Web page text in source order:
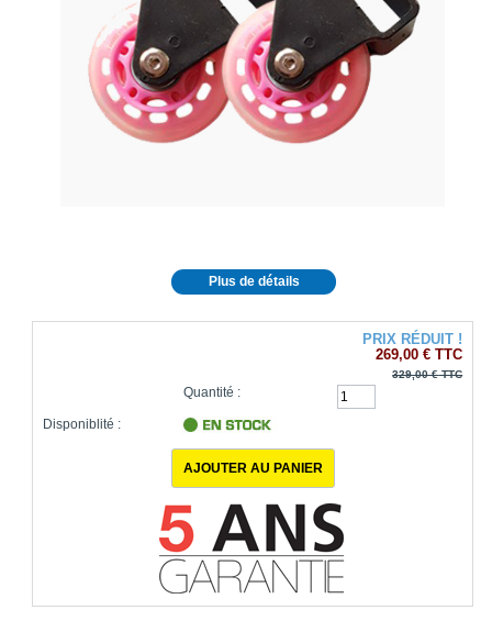
Plus de détails
PRIX RÉDUIT !
269,00 € TTC
329,00 €TTC
Quantité :
Disponiblité :